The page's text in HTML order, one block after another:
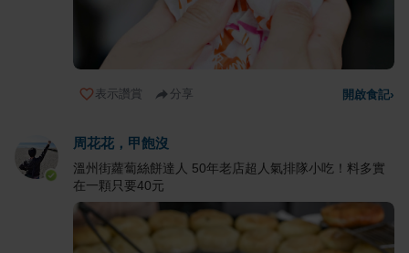
表示讚賞 分享 開啟食記›
周花花，甲飽沒
溫州街蘿蔔絲餅達人 50年老店超人氣排隊小吃！料多實
在一顆只要40元